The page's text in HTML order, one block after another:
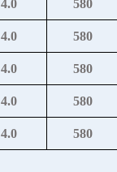
4.0 580
4.0 580
4.0 580
4.0 580
4.0 580